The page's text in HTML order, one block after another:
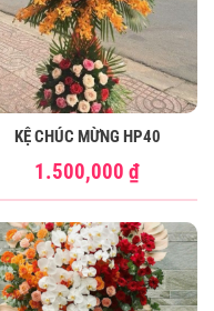
KỆ CHÚC MỪNG HP40
1.500,000 ₫